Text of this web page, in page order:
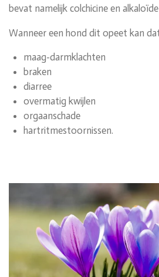
bevat namelijk colchicine en
Wanneer een hond dit opeet kan
maag-darmklachten
braken
diarree
overmatig kwijlen
orgaanschade
hartritmestoornissen.